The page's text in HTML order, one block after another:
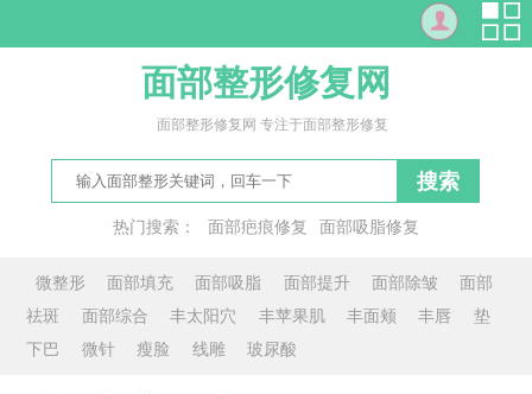
面部整形修复网
面部整形修复网 专注于面部整形修复
搜索
热门搜索： 面部疤痕修复
面部吸脂修复
微整形
面部填充 面部吸脂 面部提升 面部除皱
面部
祛斑
面部综合 丰太阳穴 丰苹果肌 丰面颊 丰唇
垫
下巴
微针 瘦脸 线雕 玻尿酸